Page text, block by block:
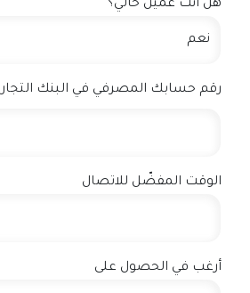
هل أنت عميل حالي؟
رقم حسابك المصرفي في البنك التجاري
الوقت المفضّل للاتصال
أرغب في الحصول على